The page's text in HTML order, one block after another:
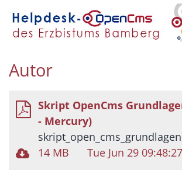
Zum Inhalt springen
Autor
Skript OpenCms
- Mercury)
14 MB
Tue Jun 29